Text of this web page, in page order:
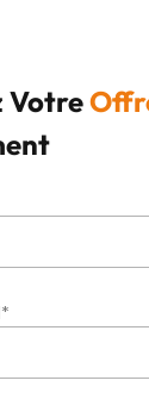
Votre